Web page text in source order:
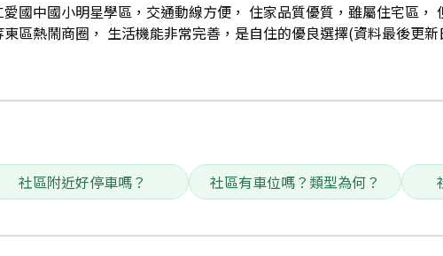
國中國小明星學區，交通動線方便， 住家品質優質，雖屬住宅區，
區熱鬧商圈， 生活機能非常完善，是自住的優良選擇(資料最後更新
社區附近好停車嗎？ 社區有車位嗎？類型為何？